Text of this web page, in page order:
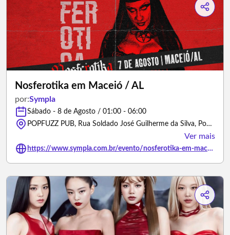
Nosferotika em Maceió / AL
por:Sympla
Sábado - 8 de Agosto / 01:00 - 06:00
POPFUZZ PUB, Rua Soldado José Guilherme da Silva, Poço, Maceió - Maceió/Alagoas
Ver mais
https://www.sympla.com.br/evento/nosferotika-em-maceio-al/3475069